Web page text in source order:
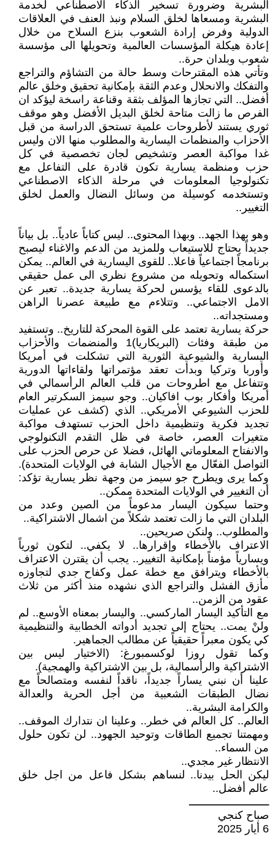
البشرية وضرورة تسخير الذكاء الاصطناعي لخدمة
البشرية ومسعاها لخلق السلام ونبذ العنف في العلاقات
الدولية وفرض إرادة الشعوب بنزع السلاح من خلال
إعادة هيكلة المؤسسات العالمية وتحويلها الى مؤسسة
شعوب وبلدان حرة..
وتأتي هذه المقترحات وسط حالة من التشاؤم والتراجع
والتفكك والانحلال وعدم الثقة بإمكانية تحقيق وخلق عالم
أفضل.. التي تجازها المؤلف بثقة وقناعة راسخة ليؤكد ان
الفرص ما زالت متاحة لخلق البديل الأفضل وهو موقف
ثوري يستند لأطروحات علمية تستحق الدراسة من قبل
الأحزاب والمنظمات اليسارية والمطلوب منها الان وليس
غدا مواكبة العصر وتشخيص لجان تخصصية في كل
حزب ومنظمة يسارية تكون قادرة على التفاعل مع
تكنولوجيا المعلومات في مرحلة الذكاء الاصطناعي
وتستخدمه كوسيلة من وسائل النضال والعمل لخلق
التغيير..
وهو بهذا الجهد.. وبهذا المحتوى.. ليس كتاباً عادياً.. بل بياناً
جديداً يحتاج للاستيعاب وللمزيد من الدعم والاغناء ليصبح
برنامجاً اجتماعياً فاعلا.. للقوى اليسارية في العالم.. يمكن
استكماله وتحويله من مشروع نظري الى عمل حقيقي
بالدعوى للقاء يؤسس لحركة يسارية جديدة.. تعبر عن
الامل الاجتماعي.. وتتلاءم مع طبيعة عصرنا الراهن
ومستجداته..
حركة يسارية تعتمد على القوة المحركة للتاريخ.. وتستفيد
من طبقة وفئات (البريكاريا)1 والمنضمات والأحزاب
اليسارية والشيوعية الثورية التي تشكلت في أمريكا
وأوربا وتركيا وبدأت تعقد مؤتمراتها ولقاءاتها الدورية
وتتفاعل مع اطروحات من قلب العالم الرأسمالي في
أمريكا وأفكار بوب افاكيان.. وجو سيمز السكرتير العام
للحزب الشيوعي الأمريكي.. الذي (كشف عن عمليات
تجديد فكرية وتنظيمية داخل الحزب تستهدف مواكبة
متغيرات العصر، خاصة في ظل التقدم التكنولوجي
والانفتاح المعلوماتي الهائل، فضلا عن حرص الحزب على
التواصل الفعّال مع الأجيال الشابة في الولايات المتحدة).
وكما يرى ويطرح جو سيمز من وجهة نظر يسارية تؤكد:
أن التغيير في الولايات المتحدة ممكن..
وحتما سيكون اليسار مدعوماً من الصين وعدد من
البلدان التي ما زالت تعتمد شكلاً من اشمال الاشتراكية..
والمطلوب.. ولنكن صريحين..
الاعتراف بالأخطاء وإقرارها.. لا يكفي.. لتكون ثورياً
ويسارياً مؤمناً بإمكانية التغيير.. يجب أن يقترن الاعتراف
بالأخطاء ويترافق مع خطة عمل وكفاح جدي لتجاوزه
مأزق الفشل والتراجع الذي نشهده منذ أكثر من ثلاث
عقود من الزمن..
مع التأكيد اليسار الماركسي.. واليسار بمعناه الأوسع.. لم
ولنْ يمت.. يحتاج إلى تجديد أدواته الخطابية والتنظيمية
كي يكون معبراً حقيقياً عن مطالب الجماهير.
وكما تقول روزا لوكسمبورغ: (الاختيار ليس بين
الاشتراكية والرأسمالية، بل بين الاشتراكية والهمجية).
علينا أن نبني يساراً جديداً، ناقداً لنفسه ومتصالحاً مع
نضال الطبقات الشعبية من أجل الحرية والعدالة
والكرامة البشرية..
العالم.. كل العالم في خطر.. وعلينا ان نتدارك الموقف..
ومهمتنا تجميع الطاقات وتوحيد الجهود.. لن تكون حلول
من السماء..
الانتظار غير مجدي..
ليكن الحل بيدنا.. لنساهم بشكل فاعل من اجل خلق
عالم أفضل..
ــــــــــــــــــــــــــ
صباح كنجي
6 أيار 2025